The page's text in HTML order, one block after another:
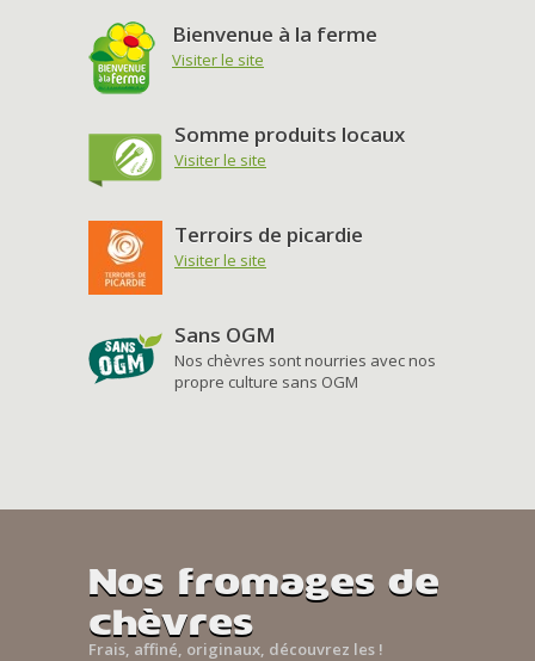
Bienvenue à la ferme
Visiter le site
Somme produits locaux
Visiter le site
Terroirs de picardie
Visiter le site
Sans OGM
Nos chèvres sont nourries avec nos
propre culture sans OGM
Nos fromages de
chèvres
Frais, affiné, originaux, découvrez les !